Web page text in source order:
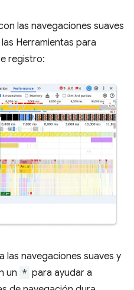
las navegaciones suaves
Herramientas para
registro:
las navegaciones suaves y
un * para ayudar a